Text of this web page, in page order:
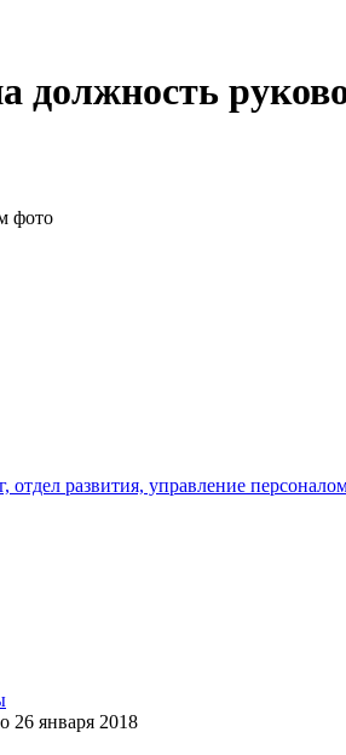
должность
фото
отдел развития, управление
26 января 2018